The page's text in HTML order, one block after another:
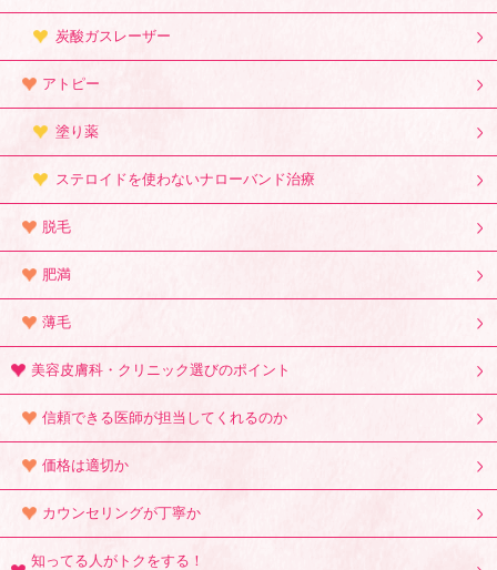
炭酸ガスレーザー
アトピー
塗り薬
ステロイドを使わないナローバンド治療
脱毛
肥満
薄毛
美容皮膚科・クリニック選びのポイント
信頼できる医師が担当してくれるのか
価格は適切か
カウンセリングが丁寧か
知ってる人がトクをする！